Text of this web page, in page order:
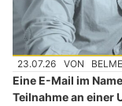
23.07.26 VON
Eine E-Mail im
Teilnahme an einer